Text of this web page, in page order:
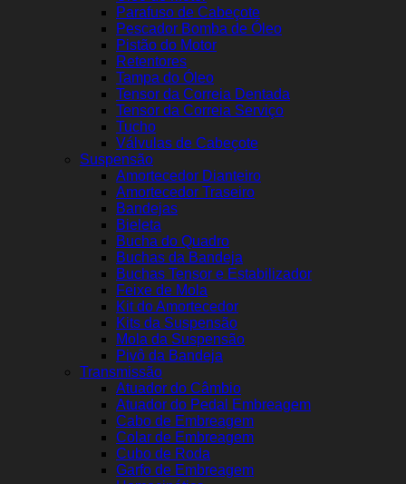
Parafuso de Cabeçote
Pescador Bomba de Óleo
Pistão do Motor
Retentores
Tampa do Óleo
Tensor da Correia Dentada
Tensor da Correia Serviço
Tucho
Válvulas de Cabeçote
Suspensão
Amortecedor Dianteiro
Amortecedor Traseiro
Bandejas
Bieleta
Bucha do Quadro
Buchas da Bandeja
Buchas Tensor e Estabilizador
Feixe de Mola
Kit do Amortecedor
Kits da Suspensão
Mola da Suspensão
Pivô da Bandeja
Transmissão
Atuador do Câmbio
Atuador do Pedal Embreagem
Cabo de Embreagem
Colar de Embreagem
Cubo de Roda
Garfo de Embreagem